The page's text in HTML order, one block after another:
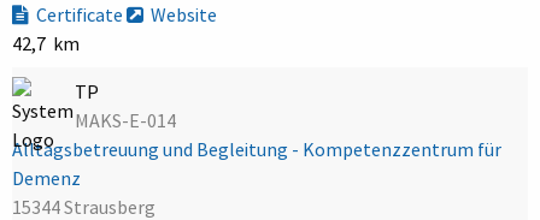
Certificate
Website
42,7 km
TP
MAKS-E-014
Alltagsbetreuung und Begleitung - Kompetenzzentrum für
Demenz
15344 Strausberg